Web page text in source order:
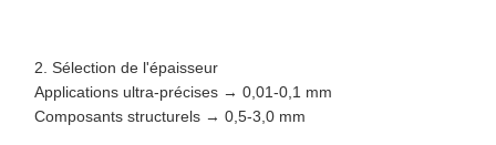
2. Sélection de l'épaisseur
Applications ultra-précises → 0,01-0,1 mm
Composants structurels → 0,5-3,0 mm